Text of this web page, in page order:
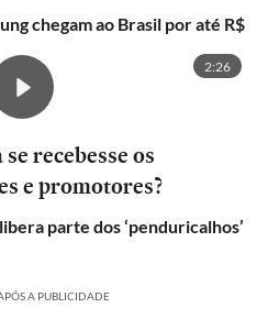
chegam ao Brasil por até R$
2:26
recebesse os
e promotores?
parte dos ‘penduricalhos’
A PUBLICIDADE